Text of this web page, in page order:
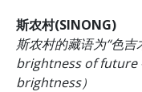
斯农村(SINONG)
斯农村的藏语为“色吉
brightness of future
brightness）